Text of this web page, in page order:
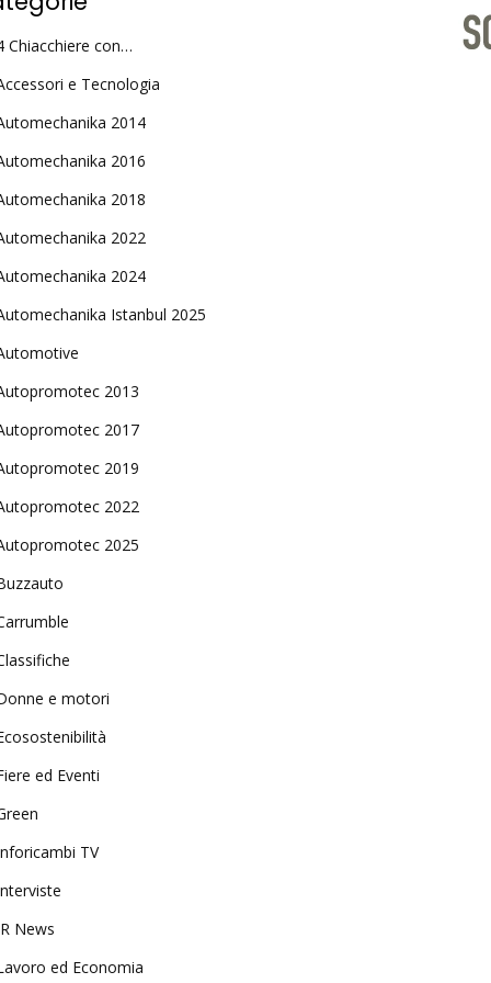
Chiacchiere con…
e Tecnologia
2014
2016
2018
2022
2024
Istanbul 2025
2013
2017
2019
2022
2025
e motori
ed Eventi
TV
News
ed Economia